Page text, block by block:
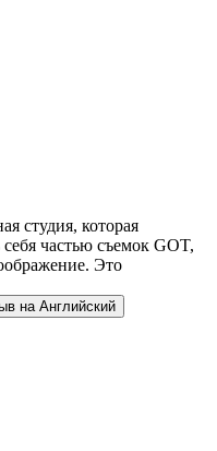
студия, которая
частью съемок GOT,
Это
на Английский